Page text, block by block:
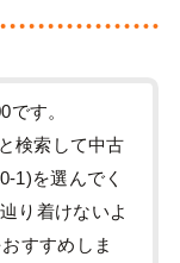
です。
検索して中古
1)を選んでく
り着けないよ
すすめしま